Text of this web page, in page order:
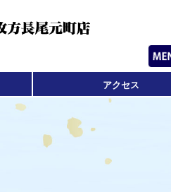
アクセス